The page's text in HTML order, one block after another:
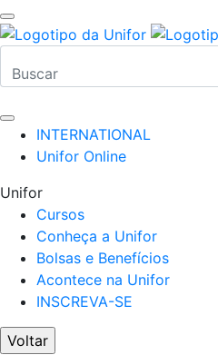
INTERNATIONAL
Unifor Online
Unifor
Cursos
Conheça a Unifor
Bolsas e Benefícios
Acontece na Unifor
INSCREVA-SE
Voltar